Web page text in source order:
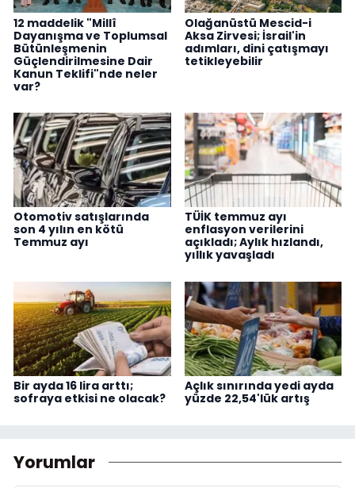
12 maddelik "Millî
Dayanışma ve Toplumsal
Bütünleşmenin
Güçlendirilmesine Dair
Kanun Teklifi"nde neler
var?
Olağanüstü Mescid-i
Aksa Zirvesi; İsrail'in
adımları, dini çatışmayı
tetikleyebilir
Otomotiv satışlarında
son 4 yılın en kötü
Temmuz ayı
TÜİK temmuz ayı
enflasyon verilerini
açıkladı; Aylık hızlandı,
yıllık yavaşladı
Bir ayda 16 lira arttı;
sofraya etkisi ne olacak?
Açlık sınırında yedi ayda
yüzde 22,54'lük artış
Yorumlar